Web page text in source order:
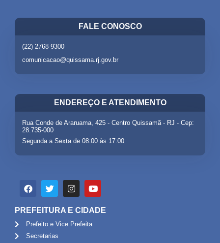
FALE CONOSCO
(22) 2768-9300
comunicacao@quissama.rj.gov.br
ENDEREÇO E ATENDIMENTO
Rua Conde de Araruama, 425 - Centro Quissamã - RJ - Cep:
28.735-000
Segunda a Sexta de 08:00 às 17:00
PREFEITURA E CIDADE
Prefeito e Vice Prefeita
Secretarias